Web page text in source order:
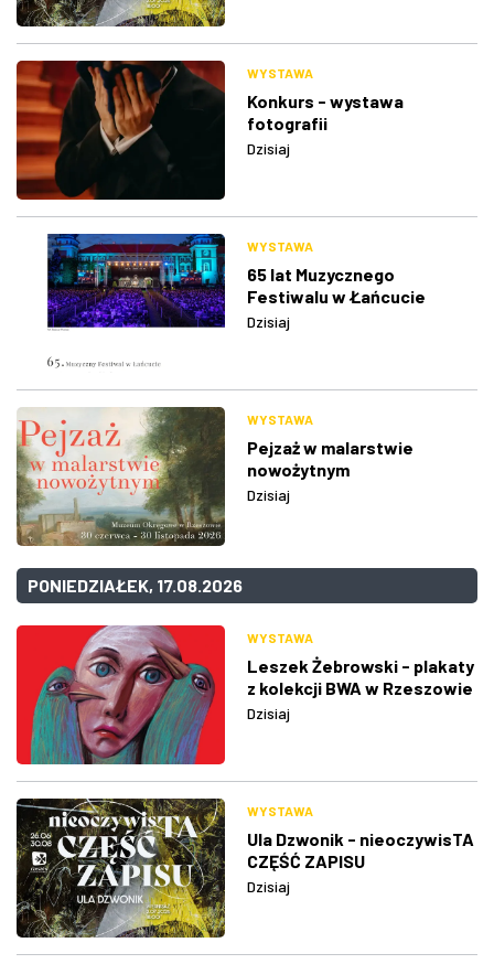
WYSTAWA
Konkurs - wystawa
fotografii
Dzisiaj
WYSTAWA
65 lat Muzycznego
Festiwalu w Łańcucie
Dzisiaj
WYSTAWA
Pejzaż w malarstwie
nowożytnym
Dzisiaj
PONIEDZIAŁEK, 17.08.2026
WYSTAWA
Leszek Żebrowski - plakaty
z kolekcji BWA w Rzeszowie
Dzisiaj
WYSTAWA
Ula Dzwonik - nieoczywisTA
CZĘŚĆ ZAPISU
Dzisiaj